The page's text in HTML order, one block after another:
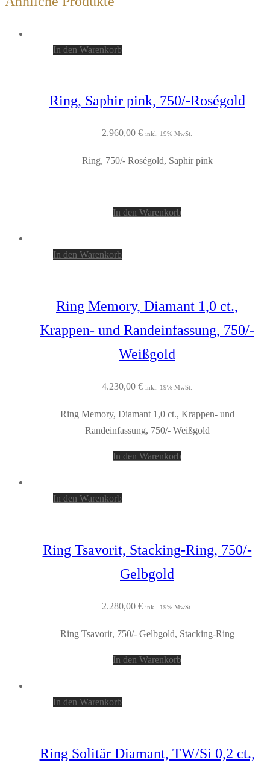
In den Warenkorb
Ring, Saphir pink, 750/-Roségold
2.960,00 € inkl. 19% MwSt.
Ring, 750/- Roségold, Saphir pink
In den Warenkorb
In den Warenkorb
Ring Memory, Diamant 1,0 ct.,
Krappen- und Randeinfassung, 750/-
Weißgold
4.230,00 € inkl. 19% MwSt.
Ring Memory, Diamant 1,0 ct., Krappen- und
Randeinfassung, 750/- Weißgold
In den Warenkorb
In den Warenkorb
Ring Tsavorit, Stacking-Ring, 750/-
Gelbgold
2.280,00 € inkl. 19% MwSt.
Ring Tsavorit, 750/- Gelbgold, Stacking-Ring
In den Warenkorb
In den Warenkorb
Ring Solitär Diamant, TW/Si 0,2 ct.,